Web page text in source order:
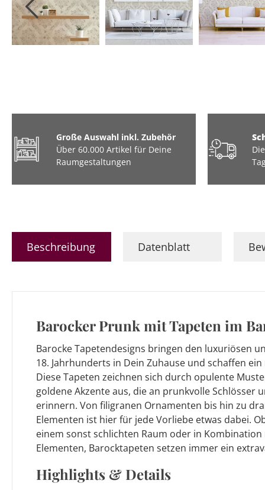
Barock Marmor
Große Auswahl inkl. Zubehör
Über 60.000 Artikel für Deine
Raumgestaltungen
Beschreibung Datenblatt
Barocker Prunk mit Tapeten im
Barocke Tapetendesigns bringen den luxuriösen
18. Jahrhunderts in Dein Zuhause und schaffen
Diese Tapeten zeichnen sich durch opulente
goldene Akzente aus, die an prunkvolle Schlösser
erinnern. Von filigranen Ornamenten bis hin zu
Elementen ist hier für jede Vorliebe etwas dabei.
einem sonst schlichten Raum oder in
Elementen, Barocktapeten setzen immer ein
Highlights & Details